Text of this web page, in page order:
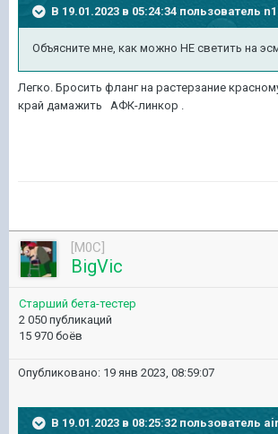
В 19.01.2023 в 05:24:34 пользователь
Объясните мне, как можно НЕ светить на
Легко. Бросить фланг на растерзание
край дамажить АФК-линкор .
[M0C]
BigVic
Старший бета-тестер
2 050 публикаций
15 970 боёв
Опубликовано: 19 янв 2023, 08:59:07
В 19.01.2023 в 08:25:32 пользователь